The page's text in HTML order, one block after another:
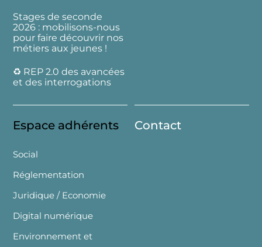
Stages de seconde
2026 : mobilisons-nous
pour faire découvrir nos
métiers aux jeunes !
♻️ REP 2.0 des avancées
et des interrogations
Espace adhérents
Social
Réglementation
Juridique / Economie
Digital numérique
Environnement et
Contact